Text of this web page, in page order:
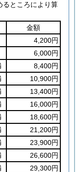
るところにより算
金額
4,200円
6,000円
8,400円
10,900円
13,400円
16,000円
18,600円
21,200円
23,900円
26,600円
29,300円